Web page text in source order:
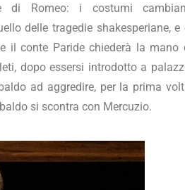
di Romeo: i costumi
delle tragedie shakesperiane, e
il conte Paride chiederà la mano
dopo essersi introdotto a
ad aggredire, per la prima
si scontra con Mercuzio.